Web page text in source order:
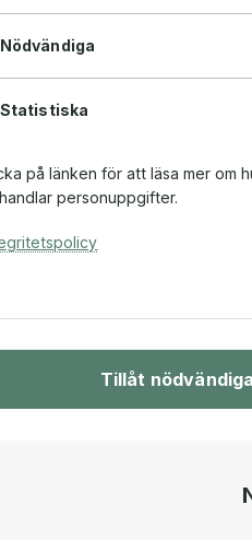
Nödvändiga
Statistiska
på länken för att läsa mer om
personuppgifter.
Tillåt nödvändiga